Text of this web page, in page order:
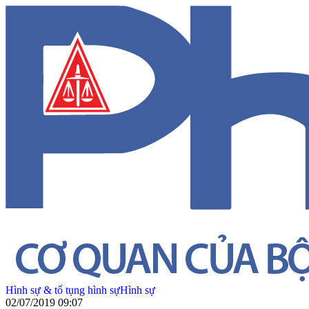
Hình sự & tố tụng hình sựHình sự
02/07/2019 09:07